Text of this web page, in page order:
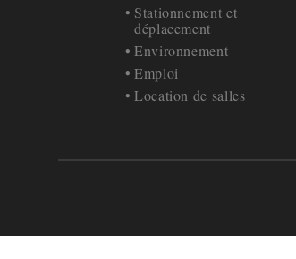
Stationnement et
déplacement
Environnement
Emploi
Location de salles